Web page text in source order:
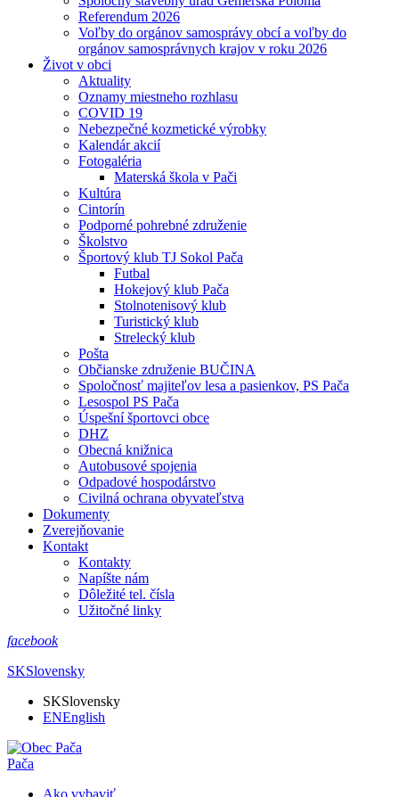
Referendum 2026
Voľby do orgánov samosprávy obcí a voľby do
orgánov samosprávnych krajov v roku 2026
Život v obci
Aktuality
Oznamy miestneho rozhlasu
COVID 19
Nebezpečné kozmetické výrobky
Kalendár akcií
Fotogaléria
Materská škola v Pači
Kultúra
Cintorín
Podporné pohrebné združenie
Školstvo
Športový klub TJ Sokol Pača
Futbal
Hokejový klub Pača
Stolnotenisový klub
Turistický klub
Strelecký klub
Pošta
Občianske združenie BUČINA
Spoločnosť majiteľov lesa a pasienkov, PS Pača
Lesospol PS Pača
Úspešní športovci obce
DHZ
Obecná knižnica
Autobusové spojenia
Odpadové hospodárstvo
Civilná ochrana obyvateľstva
Dokumenty
Zverejňovanie
Kontakt
Kontakty
Napíšte nám
Dôležité tel. čísla
Užitočné linky
facebook
SKSlovensky
SKSlovensky
ENEnglish
Pača
Ako vybaviť